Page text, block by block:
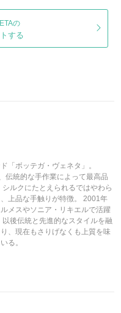
の
する
「ボッテガ・ヴェネタ」。
伝統的な手作業によって最高品
ルクにたとえられるではやわら
上品な手触りが特徴。 2001年
メスやソニア・リキエルで活躍
後伝統と先進的なスタイルを融
、現在もさりげなくも上質を味
る。